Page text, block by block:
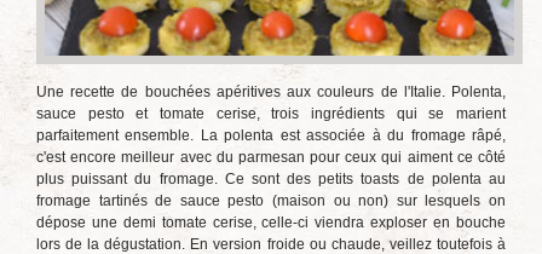
Une recette de bouchées apéritives aux couleurs de l'Italie. Polenta,
sauce pesto et tomate cerise, trois ingrédients qui se marient
parfaitement ensemble. La polenta est associée à du fromage râpé,
c'est encore meilleur avec du parmesan pour ceux qui aiment ce côté
plus puissant du fromage. Ce sont des petits toasts de polenta au
fromage tartinés de sauce pesto (maison ou non) sur lesquels on
dépose une demi tomate cerise, celle-ci viendra exploser en bouche
lors de la dégustation. En version froide ou chaude, veillez toutefois à